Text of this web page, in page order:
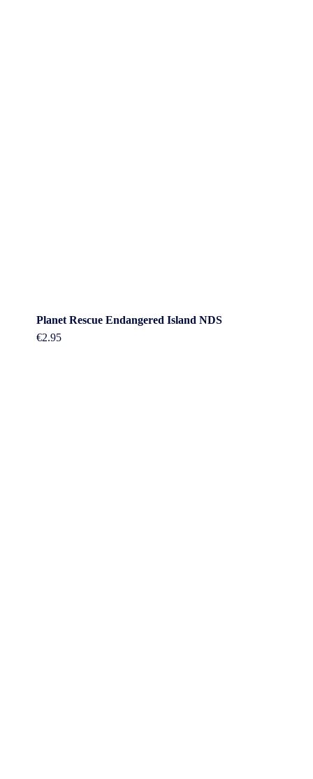
Planet Rescue Endangered Island NDS
€2.95